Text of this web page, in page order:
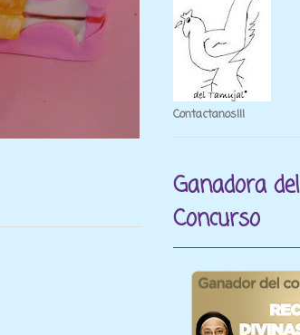
Contactanos¡¡¡
Ganadora del
Concurso